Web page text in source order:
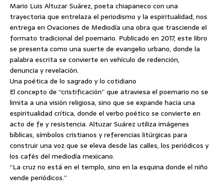
Mario Luis Altuzar Suárez, poeta chiapaneco con una
trayectoria que entrelaza el periodismo y la espiritualidad, nos
entrega en Ovaciones de Mediodía una obra que trasciende el
formato tradicional del poemario. Publicado en 2017, este libro
se presenta como una suerte de evangelio urbano, donde la
palabra escrita se convierte en vehículo de redención,
denuncia y revelación.
Una poética de lo sagrado y lo cotidiano
El concepto de “cristificación” que atraviesa el poemario no se
limita a una visión religiosa, sino que se expande hacia una
espiritualidad crítica, donde el verbo poético se convierte en
acto de fe y resistencia. Altuzar Suárez utiliza imágenes
bíblicas, símbolos cristianos y referencias litúrgicas para
construir una voz que se eleva desde las calles, los periódicos y
los cafés del mediodía mexicano.
“La cruz no está en el templo, sino en la esquina donde el niño
vende periódicos.”